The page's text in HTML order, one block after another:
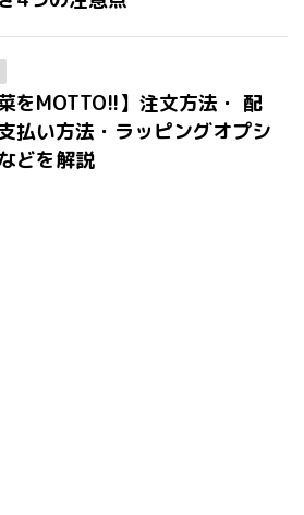
菜をMOTTO!!】注文方法・ 配
払い方法・ラッピングオプシ
どを解説